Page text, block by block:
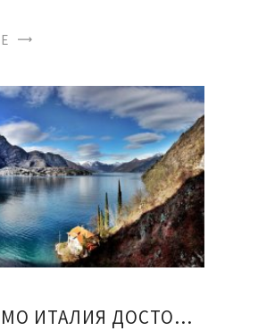
ОЗЕРО КОМО ИТАЛИЯ ДОСТОПРИМЕЧАТЕЛЬНОСТИ